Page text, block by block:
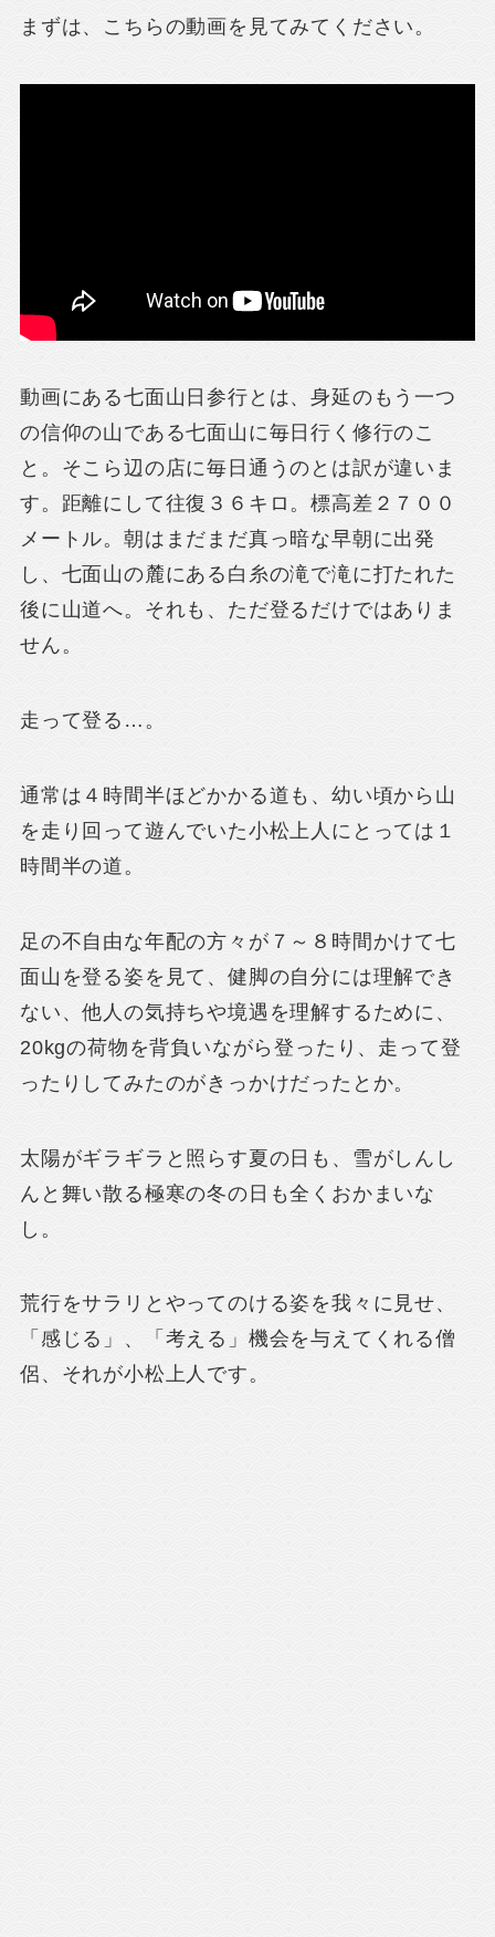
まずは、こちらの動画を見てみてください。
動画にある七面山日参行とは、身延のもう一つ
の信仰の山である七面山に毎日行く修行のこ
と。そこら辺の店に毎日通うのとは訳が違いま
す。距離にして往復３６キロ。標高差２７００
メートル。朝はまだまだ真っ暗な早朝に出発
し、七面山の麓にある白糸の滝で滝に打たれた
後に山道へ。それも、ただ登るだけではありま
せん。
走って登る…。
通常は４時間半ほどかかる道も、幼い頃から山
を走り回って遊んでいた小松上人にとっては１
時間半の道。
足の不自由な年配の方々が７～８時間かけて七
面山を登る姿を見て、健脚の自分には理解でき
ない、他人の気持ちや境遇を理解するために、
20kgの荷物を背負いながら登ったり、走って登
ったりしてみたのがきっかけだったとか。
太陽がギラギラと照らす夏の日も、雪がしんし
んと舞い散る極寒の冬の日も全くおかまいな
し。
荒行をサラリとやってのける姿を我々に見せ、
「感じる」、「考える」機会を与えてくれる僧
侶、それが小松上人です。